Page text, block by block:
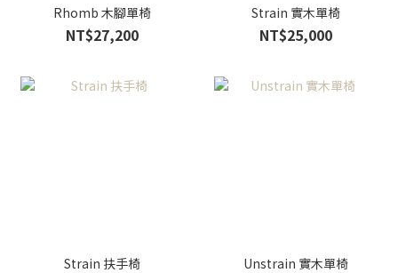
Rhomb 木腳單椅
NT$27,200
Strain 實木單椅
NT$25,000
Strain 扶手椅 Unstrain 實木單椅